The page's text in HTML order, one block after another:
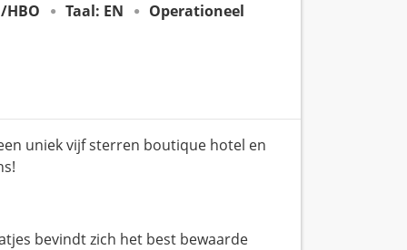
HBO Taal: EN Operationeel
uniek vijf sterren boutique hotel en
bevindt zich het best bewaarde